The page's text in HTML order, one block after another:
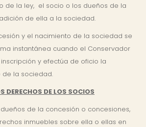
de la ley, el socio o los dueños de la
de ella a la sociedad.
y el nacimiento de la sociedad se
instantánea cuando el Conservador
y efectúa de oficio la
de la sociedad.
DERECHOS DE LOS SOCIOS
de la concesión o concesiones,
inmuebles sobre ella o ellas en